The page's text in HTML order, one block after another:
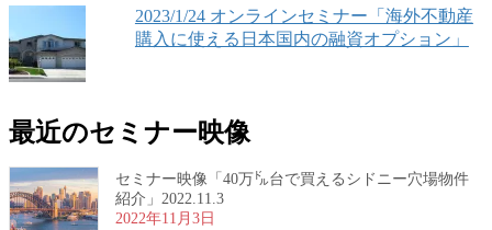
2023/1/24 オンラインセミナー「海外不動産
購入に使える日本国内の融資オプション」
最近のセミナー映像
セミナー映像「40万㌦台で買えるシドニー穴場物件
紹介」2022.11.3
2022年11月3日